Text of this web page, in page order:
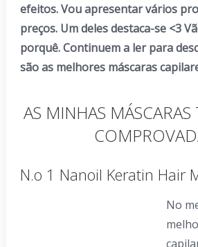
efeitos. Vou apresentar vários
preços. Um deles destaca-se <3
porquê. Continuem a ler para
são as melhores máscaras
AS MINHAS MÁSCARAS
N.o 1 Nanoil Keratin Hair
No